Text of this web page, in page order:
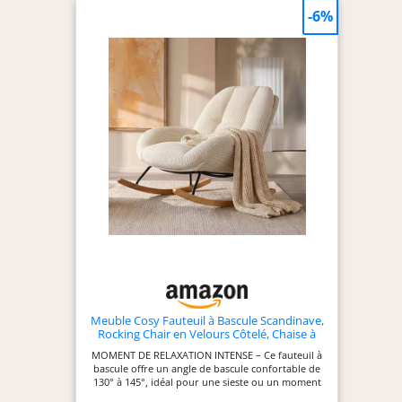
Meuble Cosy Fauteuil à Bascule Scandinave,
Rocking Chair en Velours Côtelé, Chaise à
Bascule Allaitement, Pieds en Bois d’Hévéa,
pour Salon Chambre, Beige
MOMENT DE RELAXATION INTENSE – Ce fauteuil à
bascule offre un angle de bascule confortable de
130° à 145°, idéal pour une sieste ou un moment
-6%